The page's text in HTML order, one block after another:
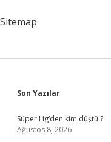
Sitemap
Sidebar
Son Yazılar
Süper Lig’den kim düştü ?
Ağustos 8, 2026